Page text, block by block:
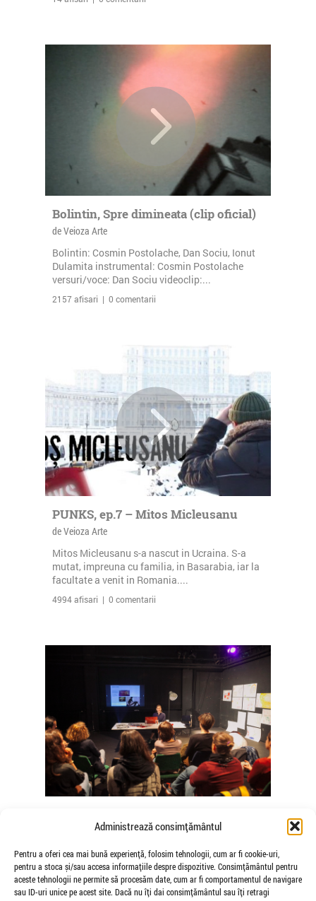
Administrează consimțământul
Pentru a oferi cea mai bună experiență, folosim tehnologii, cum ar fi cookie-uri,
pentru a stoca și/sau accesa informațiile despre dispozitive. Consimțământul pentru
aceste tehnologii ne permite să procesăm date, cum ar fi comportamentul de navigare
sau ID-uri unice pe acest site. Dacă nu îți dai consimțământul sau îți retragi
Bolintin, Spre dimineata (clip oficial)
de Veioza Arte
Bolintin: Cosmin Postolache, Dan Sociu, Ionut
Dulamita instrumental: Cosmin Postolache
versuri/voce: Dan Sociu videoclip:...
2157 afisari | 0 comentarii
PUNKS, ep.7 – Mitos Micleusanu
de Veioza Arte
Mitos Micleusanu s-a nascut in Ucraina. S-a
mutat, impreuna cu familia, in Basarabia, iar la
facultate a venit in Romania....
4994 afisari | 0 comentarii
Somatice susținute de coregrafele
Mădălina Dan și Valentina De Piante
Niculae
de Veioza Arte